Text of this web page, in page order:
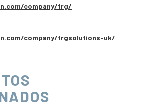
company/trg/
company/trgsolutions-uk/